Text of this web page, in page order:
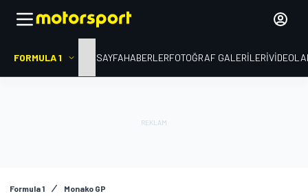
FORMULA 1 ANA SAYFAHABERLERFOTOĞRAF GALERILERI
Formula 1 Monako GP